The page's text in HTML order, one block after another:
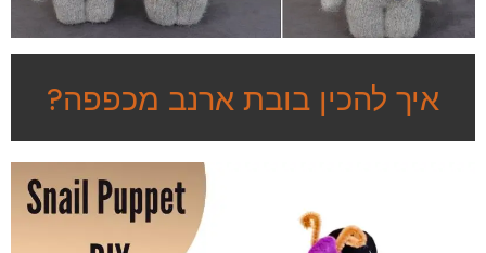
איך להכין בובת ארנב מכפפה?